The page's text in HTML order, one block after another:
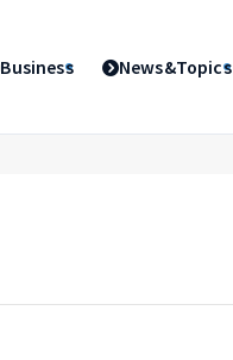
Business News&Topics